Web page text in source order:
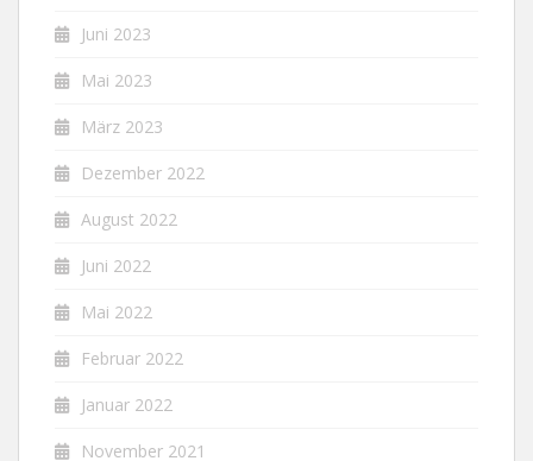
Juni 2023
Mai 2023
März 2023
Dezember 2022
August 2022
Juni 2022
Mai 2022
Februar 2022
Januar 2022
November 2021